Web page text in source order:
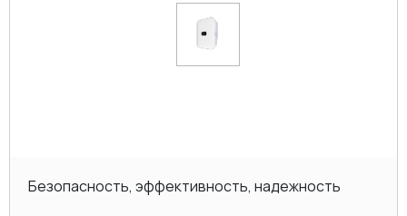
Безопасность, эффективность, надежность